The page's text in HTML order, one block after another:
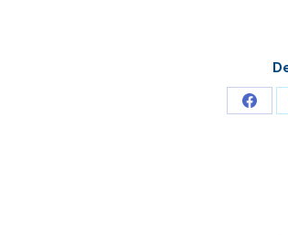
Deel